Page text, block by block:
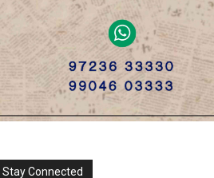
Stay Connected